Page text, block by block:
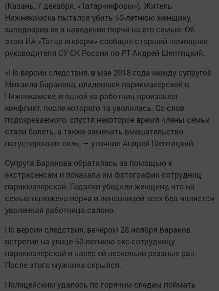
(Казань, 7 декабря, «Татар-информ»). Житель
Нижнекамска пытался убить 50-летнюю женщину,
заподозрив ее в наведении порчи на его семью. Об
этом ИА «Татар-информ» сообщил старший помощник
руководителя СУ СК России по РТ Андрей Шептицкий.
«По версии следствия, в мае 2018 года между супругой
Михаила Баранова, владевшей парикмахерской в
Нижнекамске, и одной из работниц произошел
конфликт, после которого та уволилась. Со слов
подозреваемого, спустя некоторое время члены семьи
стали болеть, а также замечать вмешательство
потусторонних сил», — уточнил Андрей Шептицкий.
Супруга Баранова обратилась за помощью к
экстрасенсам и показала им фотографии сотрудниц
парикмахерской. Гадалки убедили женщину, что на
семью наложена порча и виновницей всех бед является
уволенная работница салона.
По версии следствия, вечером 28 ноября Баранов
встретил на улице 50-летнюю экс-сотрудницу
парикмахерской и нанес ей несколько резаных ран.
После этого мужчина скрылся.
Полицейским удалось по горячим следам поймать